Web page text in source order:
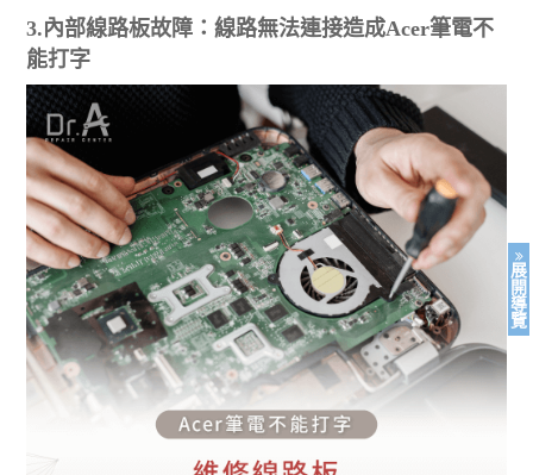
3.內部線路板故障：線路無法連接造成Acer筆電不
能打字
展
開
導
覽